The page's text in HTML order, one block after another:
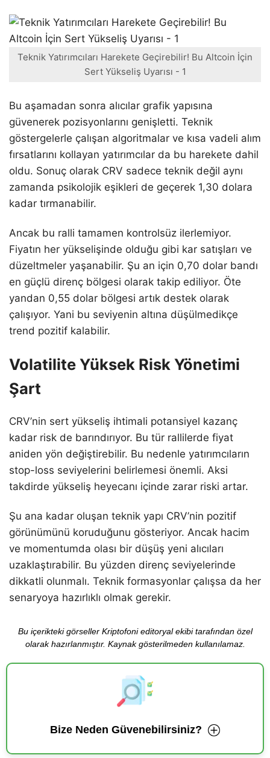
Teknik Yatırımcıları Harekete Geçirebilir! Bu Altcoin İçin
Sert Yükseliş Uyarısı - 1
Bu aşamadan sonra alıcılar grafik yapısına
güvenerek pozisyonlarını genişletti. Teknik
göstergelerle çalışan algoritmalar ve kısa vadeli alım
fırsatlarını kollayan yatırımcılar da bu harekete dahil
oldu. Sonuç olarak CRV sadece teknik değil aynı
zamanda psikolojik eşikleri de geçerek 1,30 dolara
kadar tırmanabilir.
Ancak bu ralli tamamen kontrolsüz ilerlemiyor.
Fiyatın her yükselişinde olduğu gibi kar satışları ve
düzeltmeler yaşanabilir. Şu an için 0,70 dolar bandı
en güçlü direnç bölgesi olarak takip ediliyor. Öte
yandan 0,55 dolar bölgesi artık destek olarak
çalışıyor. Yani bu seviyenin altına düşülmedikçe
trend pozitif kalabilir.
Volatilite Yüksek Risk Yönetimi
Şart
CRV’nin sert yükseliş ihtimali potansiyel kazanç
kadar risk de barındırıyor. Bu tür rallilerde fiyat
aniden yön değiştirebilir. Bu nedenle yatırımcıların
stop-loss seviyelerini belirlemesi önemli. Aksi
takdirde yükseliş heyecanı içinde zarar riski artar.
Şu ana kadar oluşan teknik yapı CRV’nin pozitif
görünümünü koruduğunu gösteriyor. Ancak hacim
ve momentumda olası bir düşüş yeni alıcıları
uzaklaştırabilir. Bu yüzden direnç seviyelerinde
dikkatli olunmalı. Teknik formasyonlar çalışsa da her
senaryoya hazırlıklı olmak gerekir.
Bu içerikteki görseller Kriptofoni editoryal ekibi tarafından özel
olarak hazırlanmıştır. Kaynak gösterilmeden kullanılamaz.
Bize Neden Güvenebilirsiniz?